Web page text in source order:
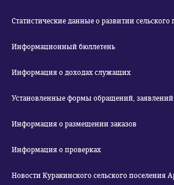
Статистические данные о развитии сельского
Информационный бюллетень
Информация о доходах служащих
Установленные формы обращений,
Информация о размещении заказов
Информация о проверках
Новости Куракинского сельского поселения